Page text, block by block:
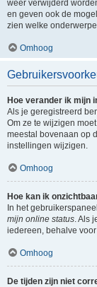
weer verwijderd
en geven ook de
zien welke
Omhoog
Hoe verander ik mijn
Als je geregistreerd
Om ze te wijzigen
meestal bovenaan op
instellingen wijzigen.
Omhoog
Hoe kan ik
In het
mijn online status. Als
iedereen, behalve
Omhoog
De tijden zijn niet